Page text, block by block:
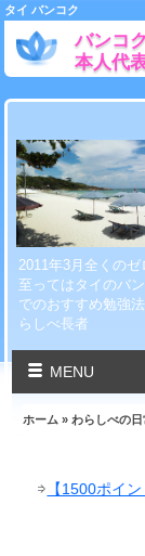
タイ バンコク
バンコ
本人代
2011年3月全くの
至ってはタイのバ
でのおすすめ勉強
らしべ長者
MENU
ホーム »わらしべの日
イント付き】超